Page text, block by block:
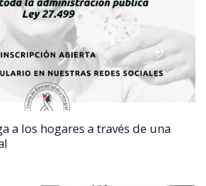
a los hogares a través de una